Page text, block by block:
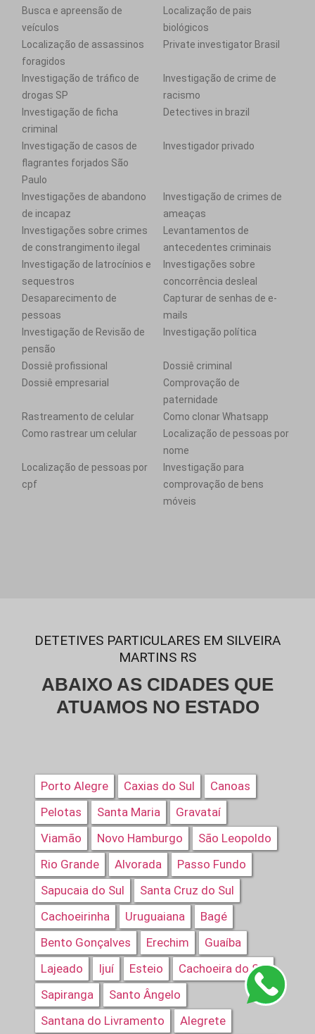
Busca e apreensão de
veículos
Localização de pais
biológicos
Localização de assassinos
foragidos
Private investigator Brasil
Investigação de tráfico de
drogas SP
Investigação de crime de
racismo
Investigação de ficha
criminal
Detectives in brazil
Investigação de casos de
flagrantes forjados São
Paulo
Investigador privado
Investigações de abandono
de incapaz
Investigação de crimes de
ameaças
Investigações sobre crimes
de constrangimento ilegal
Levantamentos de
antecedentes criminais
Investigação de latrocínios e
sequestros
Investigações sobre
concorrência desleal
Desaparecimento de
pessoas
Capturar de senhas de e-
mails
Investigação de Revisão de
pensão
Investigação política
Dossiê profissional
Dossiê criminal
Dossiê empresarial
Comprovação de
paternidade
Rastreamento de celular
Como clonar Whatsapp
Como rastrear um celular
Localização de pessoas por
nome
Localização de pessoas por
cpf
Investigação para
comprovação de bens
móveis
DETETIVES PARTICULARES EM SILVEIRA
MARTINS RS
ABAIXO AS CIDADES QUE
ATUAMOS NO ESTADO
Porto Alegre Caxias do Sul
Canoas
Pelotas
Santa Maria
Gravataí
Viamão
Novo Hamburgo
São Leopoldo
Rio Grande
Alvorada
Passo Fundo
Sapucaia do Sul
Santa Cruz do Sul
Cachoeirinha
Uruguaiana
Bagé
Bento Gonçalves
Erechim
Guaíba
Lajeado
Ijuí Esteio
Cachoeira do Sul
Sapiranga
Santo Ângelo
Santana do Livramento
Alegrete